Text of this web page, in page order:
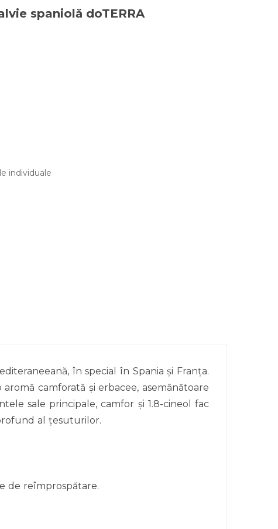
spaniolă doTERRA
individuale
în special în Spania și Franța.
camforată și erbacee, asemănătoare
sale principale, camfor și 1.8-cineol fac
al țesuturilor.
de reîmprospătare.